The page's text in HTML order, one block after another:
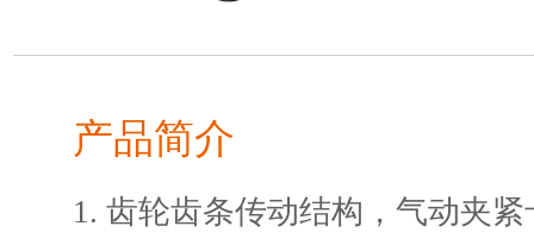
产品简介
1. 齿轮齿条传动结构，气动夹